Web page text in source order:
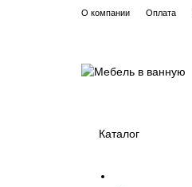
О компании Оплата
Каталог